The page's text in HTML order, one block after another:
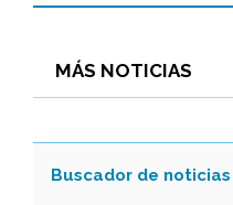
MÁS NOTICIAS